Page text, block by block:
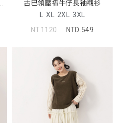
古巴領壓褶牛仔長袖襯衫
L XL 2XL 3XL
NT.1120
NTD.549